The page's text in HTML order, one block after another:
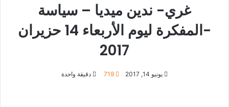
غري- ندين ميديا – سياسة
-المفكرة ليوم الأربعاء 14 حزيران
2017
يونيو 14, 2017 719 دقيقة واحدة